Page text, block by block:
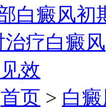
白癜风初
疗白癜风
效
首页 > 白